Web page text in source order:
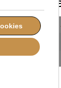
Boletín